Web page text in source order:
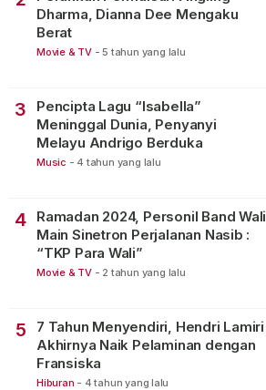
Dharma, Dianna Dee Mengaku
Berat
Movie & TV - 5 tahun yang lalu
3
Pencipta Lagu “Isabella”
Meninggal Dunia, Penyanyi
Melayu Andrigo Berduka
Music - 4 tahun yang lalu
4
Ramadan 2024, Personil Band Wali
Main Sinetron Perjalanan Nasib :
“TKP Para Wali”
Movie & TV - 2 tahun yang lalu
5
7 Tahun Menyendiri, Hendri Lamiri
Akhirnya Naik Pelaminan dengan
Fransiska
Hiburan - 4 tahun yang lalu